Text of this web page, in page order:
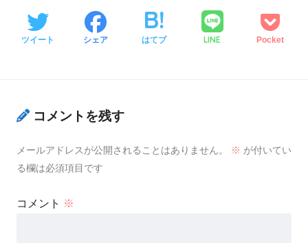
ツイート シェア はてブ LINE Pocket
コメントを残す
メールアドレスが公開されることはありません。 ※ が付いてい
る欄は必須項目です
コメント ※